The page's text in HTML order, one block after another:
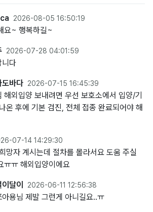
2026-08-05 16:50:19
요~ 행복하길~
2026-07-28 04:01:59
니다
도바다 2026-07-15 16:45:39
해외입양 보내려면 우선 보호소에서 입양/기
온 후에 기본 검진, 전체 접종 완료되어야 해
07-14 14:29:30
망자 계시는데 절차를 몰라서요 도움 주실
ㅠㅠ 해외입양이에요
달이 2026-06-11 12:56:38
용님 제발 그런게 아니길요..ㅠ